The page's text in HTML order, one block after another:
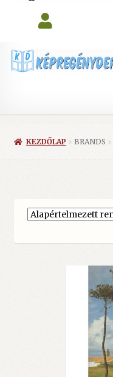
KEZDŐLAP BRANDS